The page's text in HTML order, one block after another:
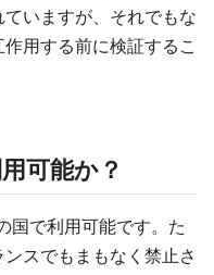
いますが、それでもな
用する前に検証するこ
可能か？
国で利用可能です。た
スでもまもなく禁止さ